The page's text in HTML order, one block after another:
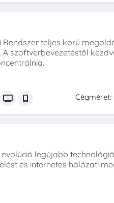
teljes körű
szoftverbevezetéstől
Cégméret:
legújabb
és internetes hálózati